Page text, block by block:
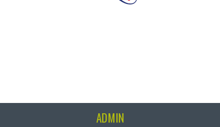
ADMIN